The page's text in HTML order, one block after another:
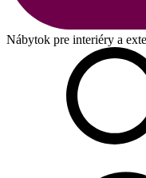
Nábytok pre interiéry a